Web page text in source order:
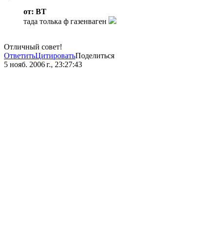
от: BT
тада толька ф газенваген
Отличный совет!
ОтветитьЦитироватьПоделиться
5 нояб. 2006 г., 23:27:43